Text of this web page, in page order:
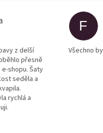
je 5 z 5 hvězdiček.
z delší
přesně
shopu. Šaty
seděla a
rychlá a
F
Všechno